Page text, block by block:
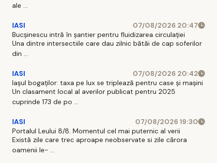
ale ...
IASI
07/08/2026 20:47
Bucșinescu intră în șantier pentru fluidizarea circulației
Una dintre intersectiile care dau zilnic bătăi de cap soferilor
din ...
IASI
07/08/2026 20:42
Iașul bogaților: taxa pe lux se triplează pentru case și mașini
Un clasament local al averilor publicat pentru 2025
cuprinde 173 de po ...
IASI
07/08/2026 19:30
Portalul Leului 8/8. Momentul cel mai puternic al verii
Există zile care trec aproape neobservate si zile cărora
oamenii le- ...